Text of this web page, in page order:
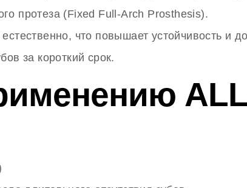
протеза (Fixed Full-Arch Prosthesis).
что повышает устойчивость и
за короткий срок.